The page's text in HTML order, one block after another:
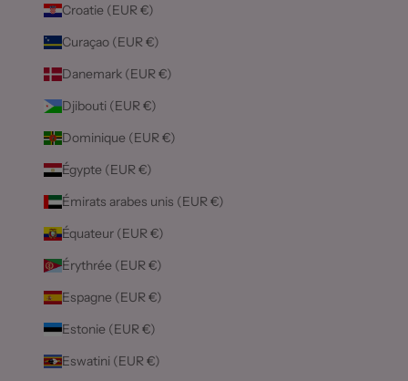
Croatie (EUR €)
Curaçao (EUR €)
Danemark (EUR €)
Djibouti (EUR €)
Dominique (EUR €)
Égypte (EUR €)
Émirats arabes unis (EUR €)
Équateur (EUR €)
Érythrée (EUR €)
Espagne (EUR €)
Estonie (EUR €)
Eswatini (EUR €)